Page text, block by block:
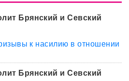
Брянский и Севский
к насилию в отношении
Брянский и Севский